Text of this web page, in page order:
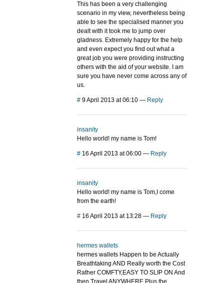
This has been a very challenging
scenario in my view, nevertheless being
able to see the specialised manner you
dealt with it took me to jump over
gladness. Extremely happy for the help
and even expect you find out what a
great job you were providing instructing
others with the aid of your website. I am
sure you have never come across any of
us.
# 9 April 2013 at 06:10 — Reply
insanity
Hello world! my name is Tom!
# 16 April 2013 at 06:00 — Reply
insanity
Hello world! my name is Tom,I come
from the earth!
# 16 April 2013 at 13:28 — Reply
hermes wallets
hermes wallets Happen to be Actually
Breathtaking AND Really worth the Cost
Rather COMFTY,EASY TO SLIP ON And
then Travel ANYWHERE.Plus the